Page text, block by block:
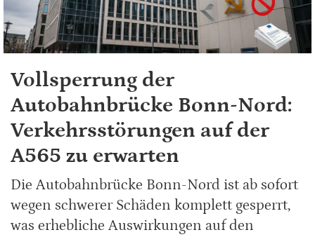
Vollsperrung der
Autobahnbrücke Bonn-Nord:
Verkehrsstörungen auf der
A565 zu erwarten
Die Autobahnbrücke Bonn-Nord ist ab sofort
wegen schwerer Schäden komplett gesperrt,
was erhebliche Auswirkungen auf den